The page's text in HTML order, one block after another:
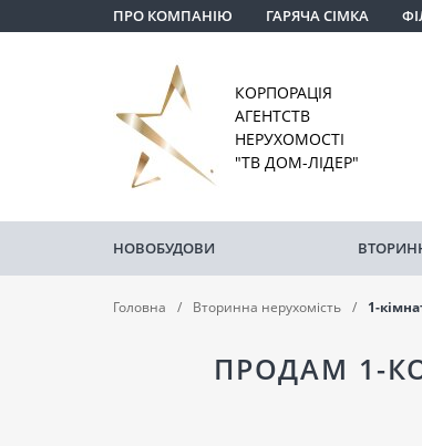
ПРО КОМПАНІЮ ГАРЯЧА СІМКА
КОРПОРАЦІЯ
АГЕНТСТВ
НЕРУХОМОСТІ
"ТВ ДОМ-ЛІДЕР"
НОВОБУДОВИ
Головна Вторинна нерухомість 1-
ПРОДАМ 1-